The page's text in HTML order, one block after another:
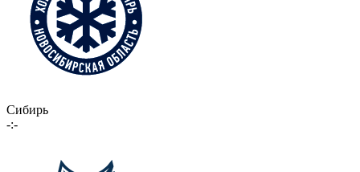
Сибирь
-:-